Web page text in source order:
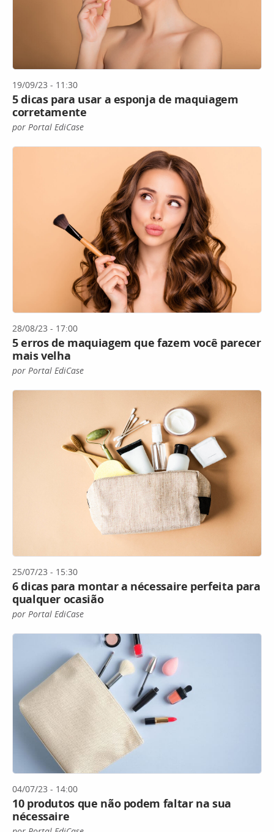
19/09/23 - 11:30
5 dicas para usar a esponja de maquiagem
corretamente
por Portal EdiCase
28/08/23 - 17:00
5 erros de maquiagem que fazem você parecer
mais velha
por Portal EdiCase
25/07/23 - 15:30
6 dicas para montar a nécessaire perfeita para
qualquer ocasião
por Portal EdiCase
04/07/23 - 14:00
10 produtos que não podem faltar na sua
nécessaire